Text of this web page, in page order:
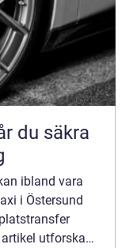
ibland vara
i Östersund
utforskas